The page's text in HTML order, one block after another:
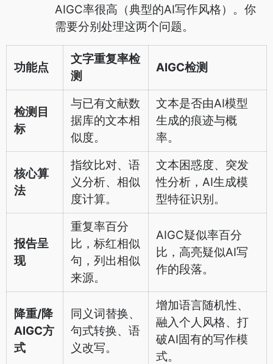
AIGC率很高（典型的AI写作风格）。你
需要分别处理这两个问题。
功能点
文字重复率检
测
AIGC检测
检测目
标
与已有文献数
据库的文本相
似度。
文本是否由AI模型
生成的痕迹与概
率。
核心算
法
指纹比对、语
义分析、相似
度计算。
文本困惑度、突发
性分析，AI生成模
型特征识别。
报告呈
现
重复率百分
比，标红相似
句，列出相似
来源。
AIGC疑似率百分
比，高亮疑似AI写
作的段落。
降重/降
AIGC方
式
同义词替换、
句式转换、语
义改写。
增加语言随机性、
融入个人风格、打
破AI固有的写作模
式。